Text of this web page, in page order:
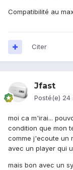
Compatibilité au
Citer
Jfast
Posté(e) 24
moi ca m'irai...
condition que mon
comme j'ecoute un
avec un player qui
mais bon avec un